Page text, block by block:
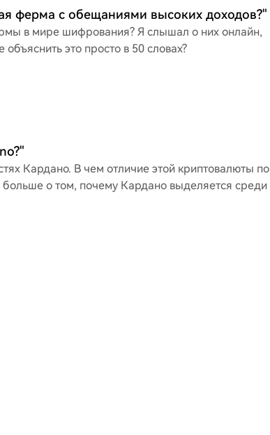
ферма с обещаниями высоких доходов?"
в мире шифрования? Я слышал о них онлайн,
это просто в 50 словах?
Кардано. В чем отличие этой криптовалюты по
больше о том, почему Кардано выделяется среди